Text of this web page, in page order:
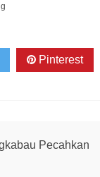
Pinterest
Pecahkan